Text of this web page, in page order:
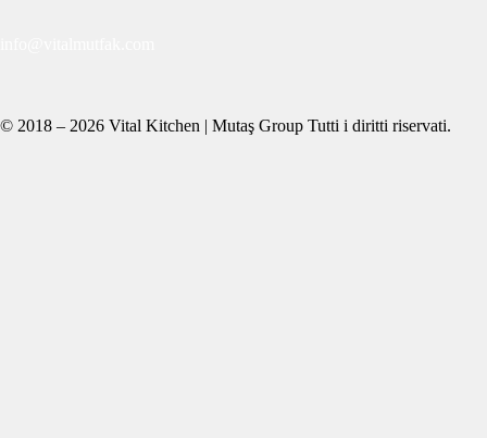
© 2018 – 2026 Vital Kitchen | Mutaş Group Tutti i diritti riservati.